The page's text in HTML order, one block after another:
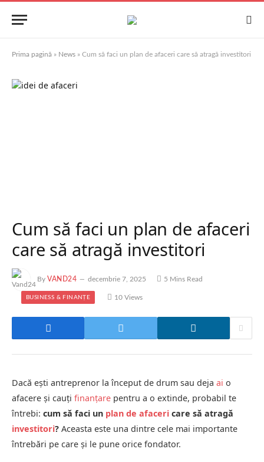
Prima pagină » News » Cum să faci un plan de afaceri care să atragă investitori
Cum să faci un plan de afaceri
care să atragă investitori
By VAND24 decembrie 7, 2025 5 Mins Read
BUSINESS & FINANȚE 10Views
Dacă ești antreprenor la început de drum sau deja ai o
afacere și cauți finanțare pentru a o extinde, probabil te
întrebi: cum să faci un plan de afaceri care să atragă
investitori? Aceasta este una dintre cele mai importante
întrebări pe care și le pune orice fondator.